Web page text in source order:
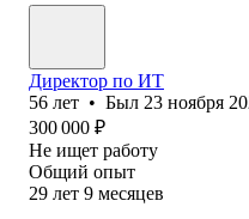
Директор по ИТ
56 лет • Был 23 ноября
300 000 ₽
Не ищет работу
Общий опыт
29 лет 9 месяцев